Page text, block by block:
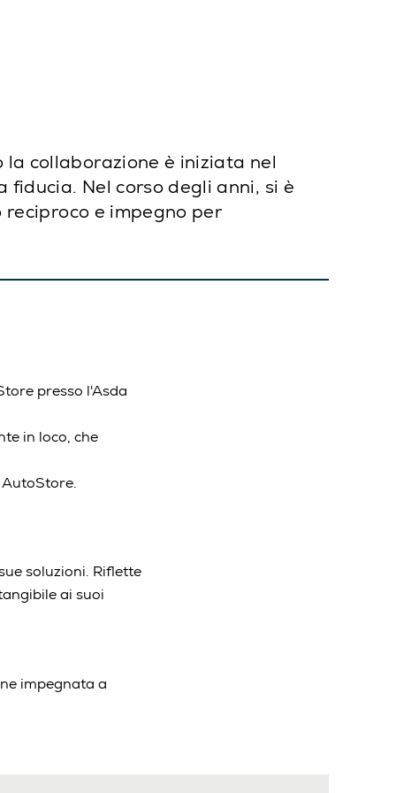
collaborazione è iniziata nel
Nel corso degli anni, si è
e impegno per
presso l'Asda
in loco, che
soluzioni. Riflette
ai suoi
impegnata a